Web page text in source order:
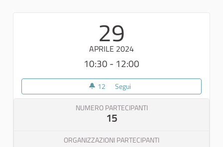
29
APRILE 2024
10:30 - 12:00
12 12 sostenitori
Segui
NUMERO PARTECIPANTI
15
ORGANIZZAZIONI PARTECIPANTI